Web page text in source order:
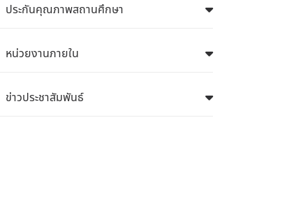
ประกันคุณภาพสถานศึกษา
หน่วยงานภายใน
ข่าวประชาสัมพันธ์